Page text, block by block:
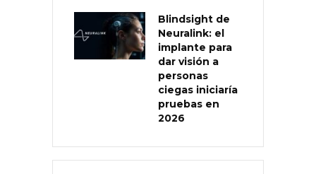
Blindsight de
Neuralink: el
implante para
dar visión a
personas
ciegas iniciaría
pruebas en
2026